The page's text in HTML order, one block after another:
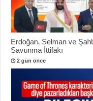
Erdoğan, Selman ve
Savunma İttifakı
2 gün önce